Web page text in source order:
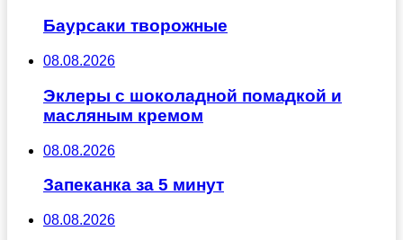
Баурсаки творожные
08.08.2026
Эклеры с шоколадной помадкой и
масляным кремом
08.08.2026
Запеканка за 5 минут
08.08.2026